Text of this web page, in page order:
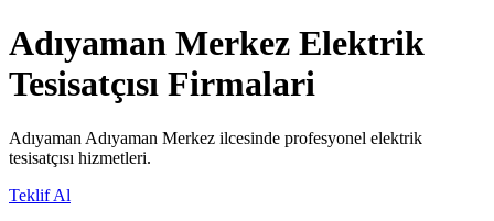
Adıyaman Merkez Elektrik
Tesisatçısı Firmalari
Adıyaman Adıyaman Merkez ilcesinde profesyonel elektrik
tesisatçısı hizmetleri.
Teklif Al